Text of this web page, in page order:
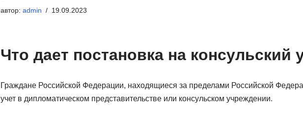
автор: admin 19.09.2023
Что дает постановка на консульский
Граждане Российской Федерации, находящиеся за пределами Российской
учет в дипломатическом представительстве или консульском учреждении.